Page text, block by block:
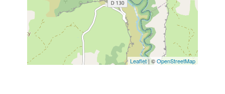
Leaflet| ©OpenStreetMap